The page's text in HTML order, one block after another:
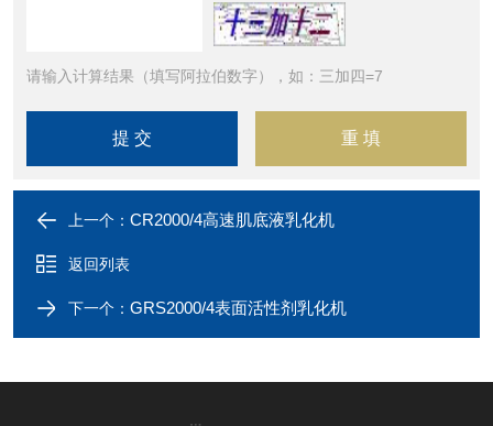
请输入计算结果（填写阿拉伯数字），如：三加四=7
上一个： CR2000/4高速肌底液乳化机
返回列表
下一个： GRS2000/4表面活性剂乳化机